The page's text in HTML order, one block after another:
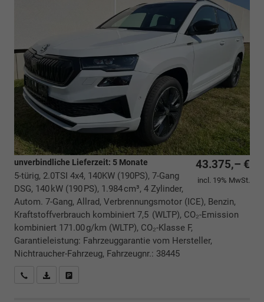
43.375,– €
incl. 19% MwSt.
unverbindliche Lieferzeit: 5 Monate
5-türig, 2.0TSI 4x4, 140KW (190PS), 7-Gang
DSG, 140 kW (190 PS), 1.984 cm³, 4 Zylinder,
Autom. 7-Gang, Allrad, Verbrennungsmotor (ICE), Benzin,
Kraftstoffverbrauch kombiniert 7,5 (WLTP), CO₂-Emission
kombiniert 171.00 g/km (WLTP), CO₂-Klasse F,
Garantieleistung: Fahrzeuggarantie vom Hersteller,
Nichtraucher-Fahrzeug, Fahrzeugnr.: 38445
Rückrufbitte absenden
PDF-Datei, Fahrzeugexposé drucken